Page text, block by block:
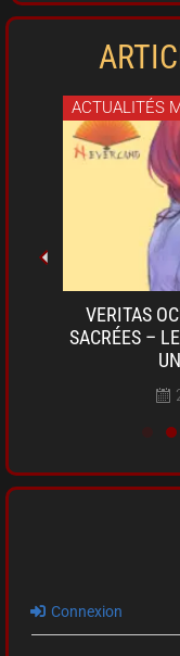
ACTUALITÉS
VERITAS
SACRÉES –
Connexion